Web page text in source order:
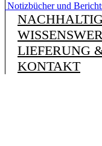
Notizbücher und
LIEFERUNG
KONTAKT